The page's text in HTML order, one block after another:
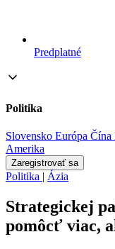
Predplatné
Politika
Slovensko Európa Čína
Amerika
Zaregistrovať sa
Politika | Ázia
Strategickej
pomôcť viac,